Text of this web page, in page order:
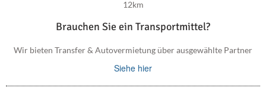
3) Check-in und Check-out sind nur samstags möglich.
12km
Brauchen Sie ein Transportmittel?
Wir bieten Transfer & Autovermietung über ausgewählte Partner
Siehe hier